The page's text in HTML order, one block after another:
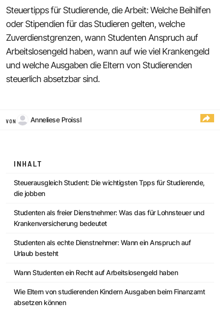
Steuertipps für Studierende, die Arbeit: Welche Beihilfen
oder Stipendien für das Studieren gelten, welche
Zuverdienstgrenzen, wann Studenten Anspruch auf
Arbeitslosengeld haben, wann auf wie viel Krankengeld
und welche Ausgaben die Eltern von Studierenden
steuerlich absetzbar sind.
VON Anneliese Proissl
INHALT
Steuerausgleich Student: Die wichtigsten Tpps für Studierende,
die jobben
Studenten als freier Dienstnehmer: Was das für Lohnsteuer und
Krankenversicherung bedeutet
Studenten als echte Dienstnehmer: Wann ein Anspruch auf
Urlaub besteht
Wann Studenten ein Recht auf Arbeitslosengeld haben
Wie Eltern von studierenden Kindern Ausgaben beim Finanzamt
absetzen können